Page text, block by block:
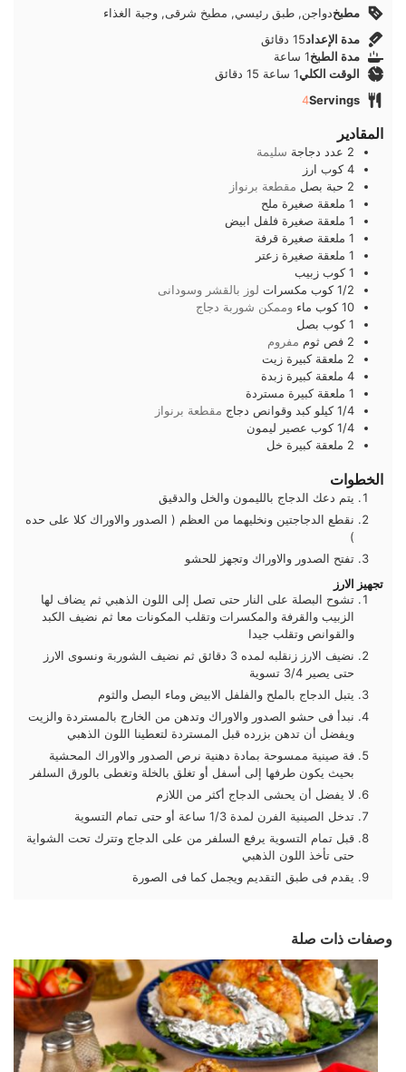
مطبخدواجن, طبق رئيسي, مطبخ شرقى, وجبة الغذاء
مدة الإعداد15دقائق
دقائق
مدة الطبخ1ساعة
ساعة
الوقت الكلي1ساعة
ساعة 15دقائق
دقائق
Servings
4
المقادير
2 عدد دجاجة سليمة
4 كوب ارز
2 حبة بصل مقطعة برنواز
1 ملعقة صغيرة ملح
1 ملعقة صغيرة فلفل ابيض
1 ملعقة صغيرة قرفة
1 ملعقة صغيرة زعتر
1 كوب زبيب
1/2 كوب مكسرات لوز بالقشر وسودانى
10 كوب ماء وممكن شوربة دجاج
1 كوب بصل
2 فص ثوم مفروم
2 ملعقة كبيرة زيت
4 ملعقة كبيرة زبدة
1 ملعقة كبيرة مستردة
1/4 كيلوكبد وقوانص دجاج مقطعة برنواز
1/4 كوب عصير ليمون
2 ملعقة كبيرة خل
الخطوات
يتم دعك الدجاج بالليمون والخل والدقيق
نقطع الدجاجتين ونخليهما من العظم ( الصدور والاوراك كلا على حده
)
تفتح الصدور والاوراك وتجهز للحشو
تجهيز الارز
تشوح البصلة على النار حتى تصل إلى اللون الذهبي ثم يضاف لها
الزبيب والقرفة والمكسرات وتقلب المكونات معا ثم نضيف الكبد
والقوانص وتقلب جيدا
نضيف الارز زنقلبه لمده 3 دقائق ثم نضيف الشوربة ونسوى الارز
حتى يصير 3/4 تسوية
يتبل الدجاج بالملح والفلفل الابيض وماء البصل والثوم
نبدأ فى حشو الصدور والاوراك وتدهن من الخارج بالمستردة والزيت
ويفضل أن تدهن بزرده قبل المستردة لتعطينا اللون الذهبي
فة صينية ممسوحة بمادة دهنية نرص الصدور والاوراك المحشية
بحيث يكون طرفها إلى أسفل أو تغلق بالخلة وتغطى بالورق السلفر
لا يفضل أن يحشى الدجاج أكثر من اللازم
تدخل الصينية الفرن لمدة 1/3 ساعة أو حتى تمام التسوية
قبل تمام التسوية يرفع السلفر من على الدجاج وتترك تحت الشواية
حتى تأخذ اللون الذهبي
يقدم فى طبق التقديم ويجمل كما فى الصورة
وصفات ذات صلة